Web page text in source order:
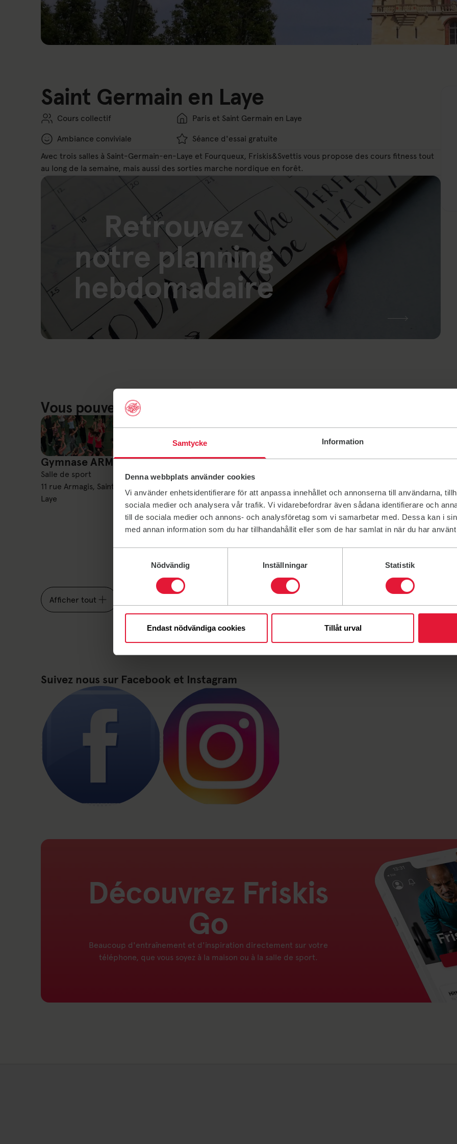
Samtycke Information
Denna webbplats använder cookies
Vi använder enhetsidentifierare för att anpassa innehållet och annonserna till användarna,
sociala medier och analysera vår trafik. Vi vidarebefordrar även sådana identifierare och
till de sociala medier och annons- och analysföretag som vi samarbetar med. Dessa kan i
med annan information som du har tillhandahållit eller som de har samlat in när du har
Nödvändig
Inställningar Statistik
Endast nödvändiga cookies Tillåt urval
Saint Germain en Laye
Cours collectif Paris et Saint Germain en Laye
Ambiance conviviale
Séance d'essai gratuite
Avec trois salles à Saint-Germain-en-Laye et Fourqueux, Friskis&Svettis vous propose des cours fitness tout
au long de la semaine, mais aussi des sorties marche nordique en forêt.
Retrouvez
notre planning
hebdomadaire
Vous pouvez vous entraîner ici
Gymnase ARMAGIS (TUESG)
Gymnase ARMAGIS (TUESG)
Salle de sport
11 rue Armagis, Saint-Germain-en-
Laye
Gymnase Philippe PIVERT
Gymnase Philippe PIVERT
Salle de sport
Ecole Beethoven
Ecole Beethoven
Salle de sport
Afficher tout
Suivez nous sur Facebook et Instagram
Découvrez Friskis
Go
Beaucoup d'entraînement et d'inspiration directement sur votre
téléphone, que vous soyez à la maison ou à la salle de sport.